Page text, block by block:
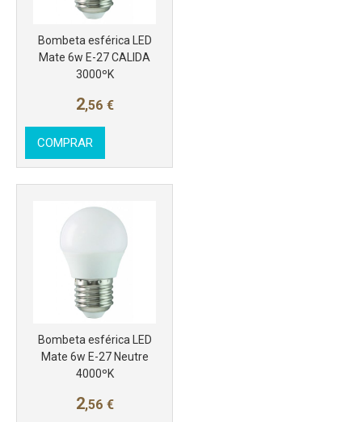
Bombeta esférica LED
Mate 6w E-27 CALIDA
3000ºK
2,56 €
COMPRAR
Bombeta esférica LED
Mate 6w E-27 Neutre
4000ºK
2,56 €